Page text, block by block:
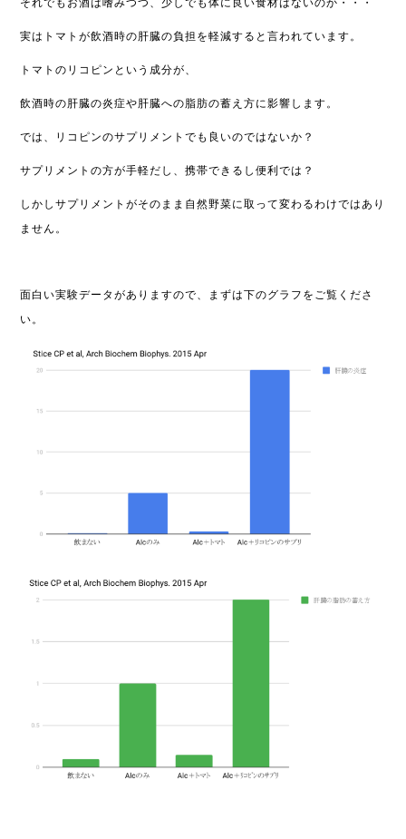
それでもお酒は嗜みつつ、少しでも体に良い食材はないのか・・・
実はトマトが飲酒時の肝臓の負担を軽減すると言われています。
トマトのリコピンという成分が、
飲酒時の肝臓の炎症や肝臓への脂肪の蓄え方に影響します。
では、リコピンのサプリメントでも良いのではないか？
サプリメントの方が手軽だし、携帯できるし便利では？
しかしサプリメントがそのまま自然野菜に取って変わるわけではあり
ません。
面白い実験データがありますので、まずは下のグラフをご覧くださ
い。